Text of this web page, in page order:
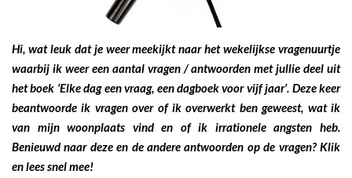
Hi, wat leuk dat je weer meekijkt naar het wekelijkse vragenuurtje
waarbij ik weer een aantal vragen / antwoorden met jullie deel uit
het boek ‘Elke dag een vraag, een dagboek voor vijf jaar’. Deze keer
beantwoorde ik vragen over of ik overwerkt ben geweest, wat ik
van mijn woonplaats vind en of ik irrationele angsten heb.
Benieuwd naar deze en de andere antwoorden op de vragen? Klik
en lees snel mee!